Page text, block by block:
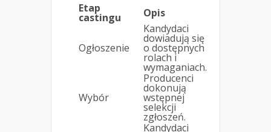
Etap
castingu Opis
Ogłoszenie
Kandydaci
dowiadują się
o dostępnych
rolach i
wymaganiach.
Wybór
Producenci
dokonują
wstępnej
selekcji
zgłoszeń.
Kandydaci